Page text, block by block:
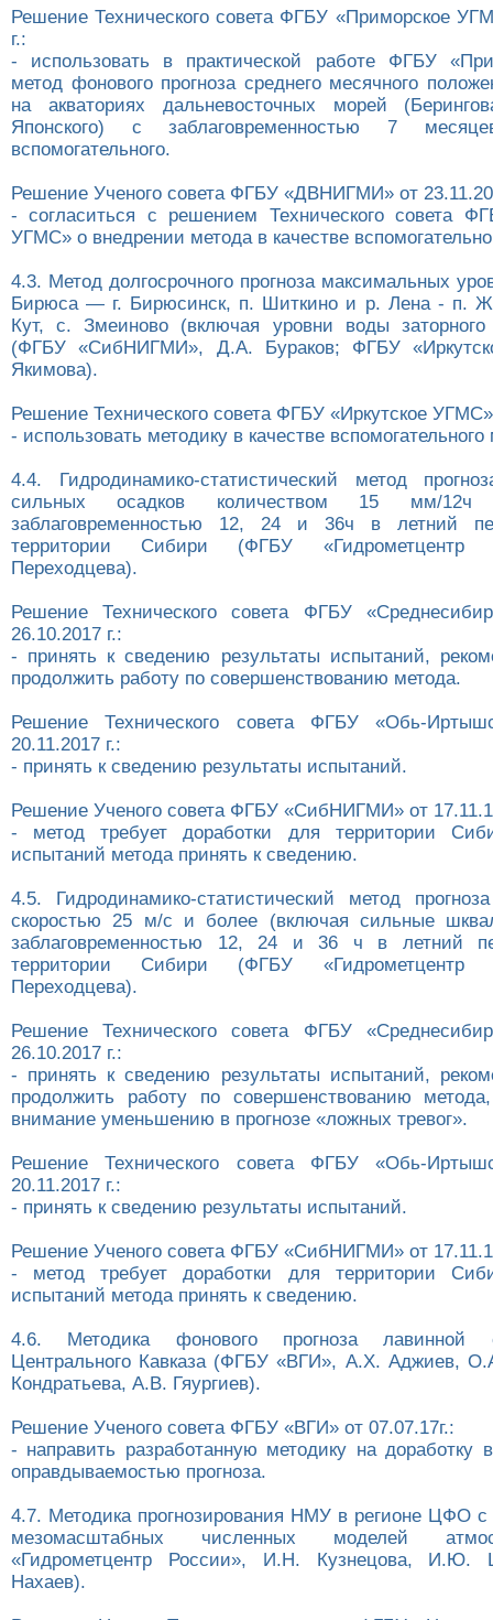
Решение Технического совета ФГБУ «Приморское
г.:
- использовать в практической работе ФГБУ
метод фонового прогноза среднего месячного
на акваториях дальневосточных морей
Японского) с заблаговременностью 7
вспомогательного.
Решение Ученого совета ФГБУ «ДВНИГМИ» от
- согласиться с решением Технического совета
УГМС» о внедрении метода в качестве
4.3. Метод долгосрочного прогноза максимальных
Бирюса — г. Бирюсинск, п. Шиткино и р. Лена - п.
Кут, с. Змеиново (включая уровни воды заторного
(ФГБУ «СибНИГМИ», Д.А. Бураков; ФГБУ
Якимова).
Решение Технического совета ФГБУ «Иркутское УГМС»
- использовать методику в качестве вспомогательного
4.4. Гидродинамико-статистический метод
сильных осадков количеством 15 мм/
заблаговременностью 12, 24 и 36ч в летний
территории Сибири (ФГБУ
Переходцева).
Решение Технического совета ФГБУ
26.10.2017 г.:
- принять к сведению результаты испытаний,
продолжить работу по совершенствованию метода.
Решение Технического совета ФГБУ «Обь-
20.11.2017 г.:
- принять к сведению результаты испытаний.
Решение Ученого совета ФГБУ «СибНИГМИ» от
- метод требует доработки для территории
испытаний метода принять к сведению.
4.5. Гидродинамико-статистический метод
скоростью 25 м/с и более (включая сильные
заблаговременностью 12, 24 и 36 ч в летний
территории Сибири (ФГБУ
Переходцева).
Решение Технического совета ФГБУ
26.10.2017 г.:
- принять к сведению результаты испытаний,
продолжить работу по совершенствованию
внимание уменьшению в прогнозе «ложных тревог».
Решение Технического совета ФГБУ «Обь-
20.11.2017 г.:
- принять к сведению результаты испытаний.
Решение Ученого совета ФГБУ «СибНИГМИ» от
- метод требует доработки для территории
испытаний метода принять к сведению.
4.6. Методика фонового прогноза лавинной
Центрального Кавказа (ФГБУ «ВГИ», А.Х. Аджиев,
Кондратьева, А.В. Гяургиев).
Решение Ученого совета ФГБУ «ВГИ» от 07.07.17г.:
- направить разработанную методику на доработку
оправдываемостью прогноза.
4.7. Методика прогнозирования НМУ в регионе ЦФО с
мезомасштабных численных моделей
«Гидрометцентр России», И.Н. Кузнецова, И.Ю.
Нахаев).